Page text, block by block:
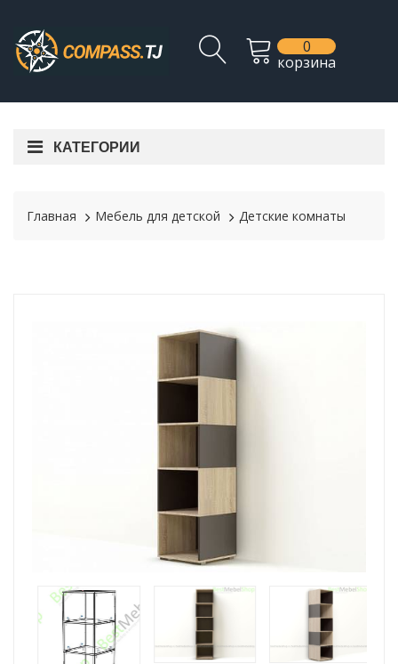
0
корзина
КАТЕГОРИИ
Главная Мебель для детской Детские комнаты